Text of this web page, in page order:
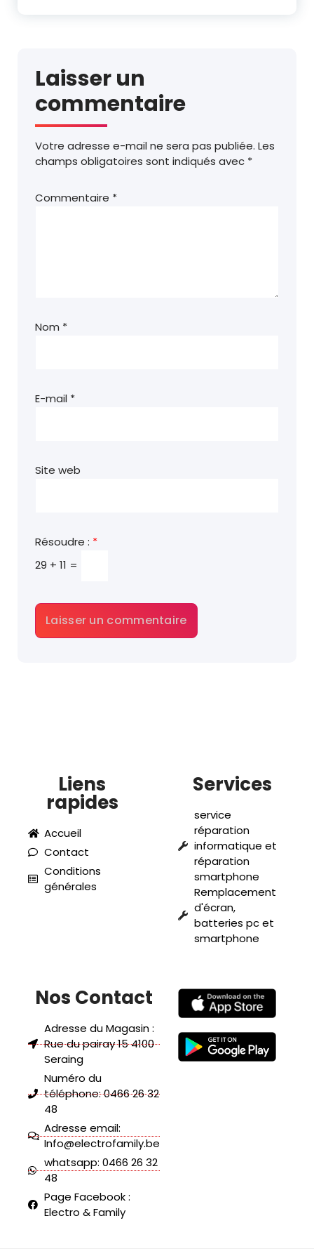
Laisser un
commentaire
Votre adresse e-mail ne sera pas publiée. Les
champs obligatoires sont indiqués avec *
Commentaire *
Nom *
E-mail *
Site web
Résoudre : *
29 + 11 =
Liens
rapides
Accueil
Contact
Conditions
générales
Services
service
réparation
informatique et
réparation
smartphone
Remplacement
d'écran,
batteries pc et
smartphone
Nos Contact
Adresse du Magasin :
Rue du pairay 15 4100
Seraing
Numéro du
téléphone: 0466 26 32
48
Adresse email:
Info@electrofamily.be
whatsapp: 0466 26 32
48
Page Facebook :
Electro & Family